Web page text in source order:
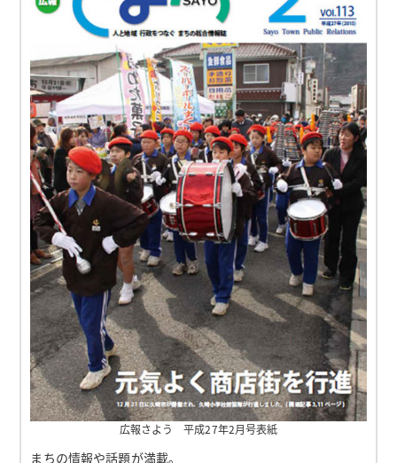
広報さよう 平成27年2月号表紙
まちの情報や話題が満載。